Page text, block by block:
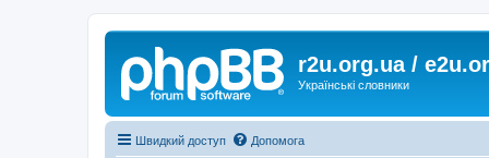
r2u.org.ua /
Українські словники
Швидкий доступ Допомога